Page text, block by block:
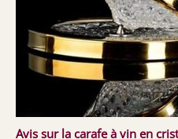
Avis sur la carafe à vin en